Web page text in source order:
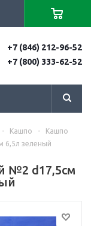
+7 (846) 212-96-52
+7 (800) 333-62-52
- Кашпо -
Кашпо
6,5л зеленый
№2 d17,5см